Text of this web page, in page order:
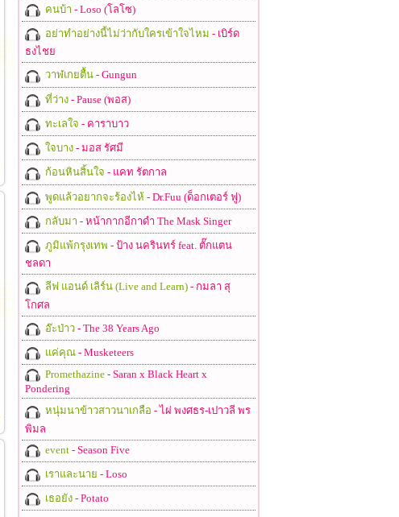
คนบ้า - Loso (โลโซ)
อย่าทำอย่างนี้ไม่ว่ากับใครเข้าใจไหม - เบิร์ด
ธงไชย
วาฬเกยตื้น- Gungun
ที่ว่าง- Pause (พอส)
ทะเลใจ - คาราบาว
ใจบาง- มอส รัศมี
ก้อนหินสิ้นใจ - แคท รัตกาล
พูดแล้วอยากจะร้องไห้- Dr.Fuu (ด็อกเตอร์ ฟู)
กลับมา - หน้ากากอีกาดำ The Mask Singer
ภูมิแพ้กรุงเทพ - ป้าง นครินทร์ feat. ตั๊กแตน
ชลดา
ลีฟ แอนด์ เลิร์น (Live and Learn)- กมลา สุ
โกศล
อ๊ะป่าว- The 38 Years Ago
แค่คุณ- Musketeers
Promethazine- Saran x Black Heart x
Pondering
หนุ่มนาข้าวสาวนาเกลือ - ไผ่ พงศธร-เปาวลี พร
พิมล
event- Season Five
เราและนาย - Loso
เธอยัง- Potato